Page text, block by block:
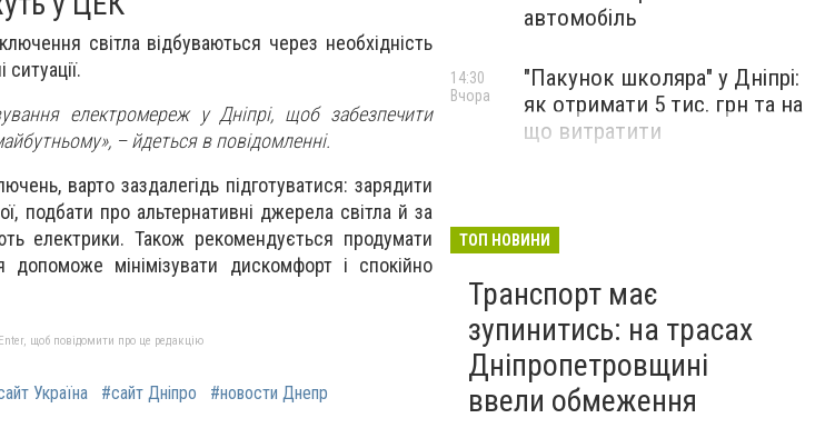
світла відбуваються через необхідність
електромереж у Дніпрі, щоб забезпечити
– йдеться в повідомленні.
варто заздалегідь підготуватися: зарядити
подбати про альтернативні джерела світла й за
електрики. Також рекомендується продумати
допоможе мінімізувати дискомфорт і спокійно
щоб повідомити про це редакцію
Україна #сайт Дніпро
#новости Днепр
автомобіль
"Пакунок школяра" у Дніпрі:
як отримати 5 тис. грн та на
що витратити
14:30
Вчора
ТОП НОВИНИ
Транспорт має
зупинитись: на трасах
Дніпропетровщині
ввели обмеження